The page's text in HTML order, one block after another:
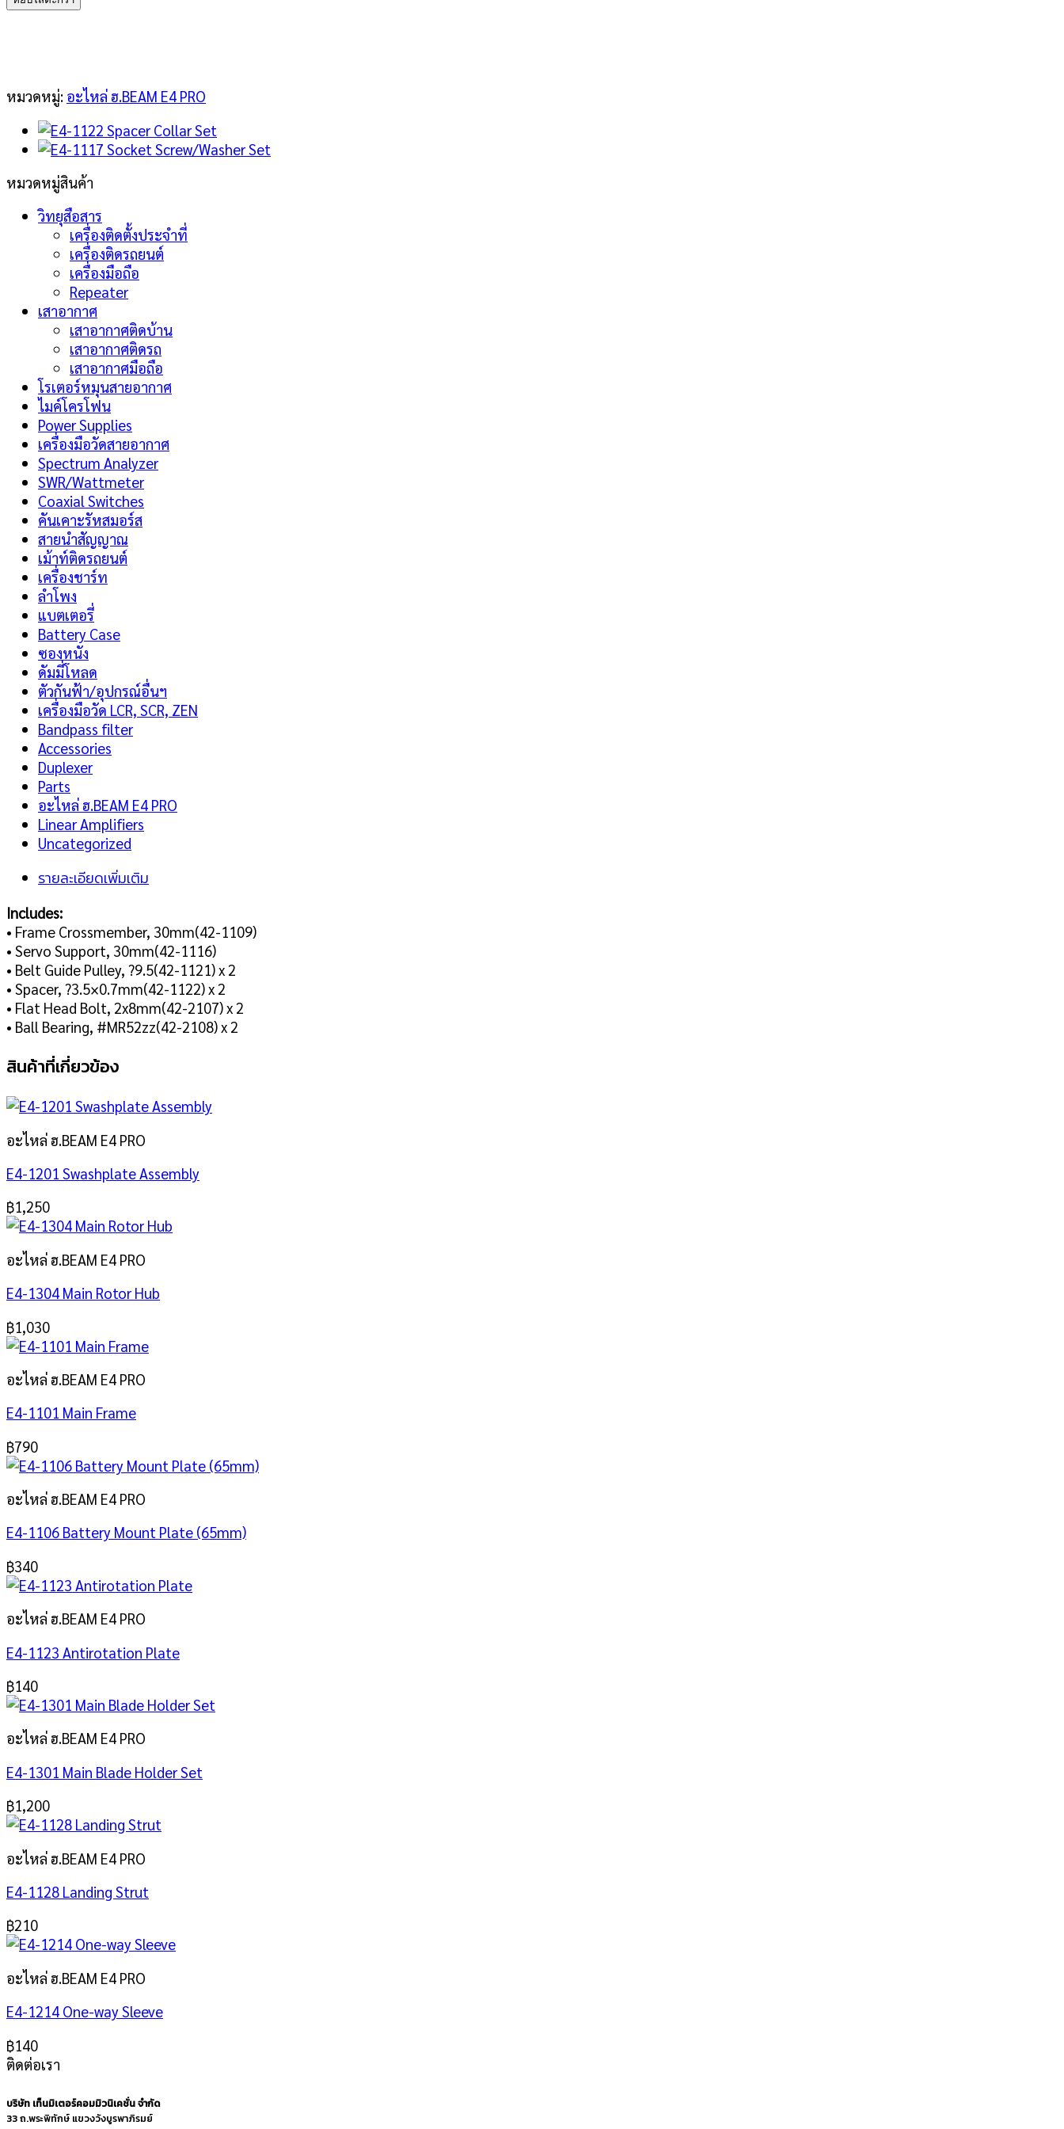
1120
Set
ชิ้น
หมวดหมู่: อะไหล่ ฮ.BEAM E4 PRO
หมวดหมู่สินค้า
วิทยุสือสาร
เครื่องติดตั้งประจำที่
เครื่องติดรถยนต์
เครื่องมือถือ
Repeater
เสาอากาศ
เสาอากาศติดบ้าน
เสาอากาศติดรถ
เสาอากาศมือถือ
โรเตอร์หมุนสายอากาศ
ไมค์โครโฟน
Power Supplies
เครื่องมือวัดสายอากาศ
Spectrum Analyzer
SWR/Wattmeter
Coaxial Switches
คันเคาะรัหสมอร์ส
สายนำสัญญาณ
เม้าท์ติดรถยนต์
เครื่องชาร์ท
ลำโพง
แบตเตอรี่
Battery Case
ซองหนัง
ดัมมี่โหลด
ตัวกันฟ้า/อุปกรณ์อื่นฯ
เครื่องมือวัด LCR, SCR, ZEN
Bandpass filter
Accessories
Duplexer
Parts
อะไหล่ ฮ.BEAM E4 PRO
Linear Amplifiers
Uncategorized
รายละเอียดเพิ่มเติม
Includes:
• Frame Crossmember, 30mm(42-1109)
• Servo Support, 30mm(42-1116)
• Belt Guide Pulley, ?9.5(42-1121) x 2
• Spacer, ?3.5×0.7mm(42-1122) x 2
• Flat Head Bolt, 2x8mm(42-2107) x 2
• Ball Bearing, #MR52zz(42-2108) x 2
สินค้าที่เกี่ยวข้อง
อะไหล่ ฮ.BEAM E4 PRO
E4-1201 Swashplate Assembly
฿1,250
อะไหล่ ฮ.BEAM E4 PRO
E4-1304 Main Rotor Hub
฿1,030
อะไหล่ ฮ.BEAM E4 PRO
E4-1101 Main Frame
฿790
อะไหล่ ฮ.BEAM E4 PRO
E4-1106 Battery Mount Plate (65mm)
฿340
อะไหล่ ฮ.BEAM E4 PRO
E4-1123 Antirotation Plate
฿140
อะไหล่ ฮ.BEAM E4 PRO
E4-1301 Main Blade Holder Set
฿1,200
อะไหล่ ฮ.BEAM E4 PRO
E4-1128 Landing Strut
฿210
อะไหล่ ฮ.BEAM E4 PRO
E4-1214 One-way Sleeve
฿140
ติดต่อเรา
บริษัท เท็นมิเตอร์คอมมิวนิเคชั่น จำกัด
33 ถ.พระพิทักษ์ แขวงวังบูรพาภิรมย์